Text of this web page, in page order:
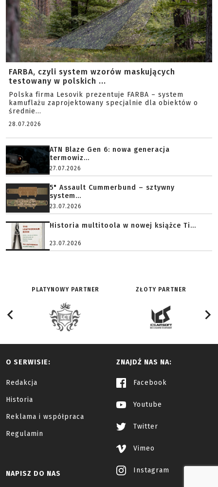
FARBA, czyli system wzorów maskujących
testowany w polskich ...
Polska firma Lesovik prezentuje FARBA – system
kamuflażu zaprojektowany specjalnie dla obiektów o
średnie...
28.07.2026
ATN Blaze Gen 6: nowa generacja
termowiz...
27.07.2026
5" Assault Cummerbund – sztywny
system...
23.07.2026
Historia multitoola w nowej książce Ti...
23.07.2026
PLATYNOWY PARTNER ZŁOTY PARTNER
O SERWISIE:
Redakcja
Historia
Reklama i współpraca
Regulamin
ZNAJDŹ NAS NA:
Facebook
Youtube
Twitter
Vimeo
Instagram
NAPISZ DO NAS